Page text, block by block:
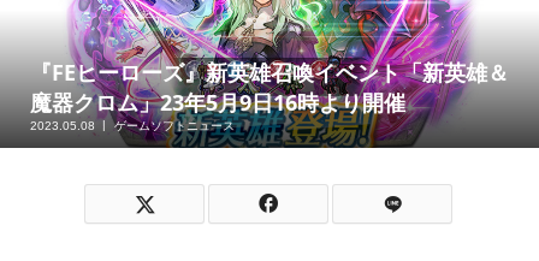
『FEヒーローズ』新英雄召喚イベント「新英雄＆
魔器クロム」23年5月9日16時より開催
2023.05.08 ゲームソフトニュース